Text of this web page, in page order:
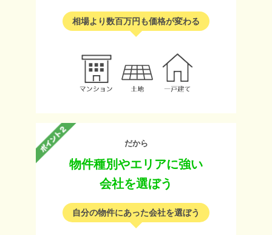
相場より数百万円も価格が変わる
だから
物件種別やエリアに強い
会社を選ぼう
自分の物件にあった会社を選ぼう